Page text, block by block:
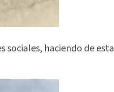
sociales, haciendo de esta